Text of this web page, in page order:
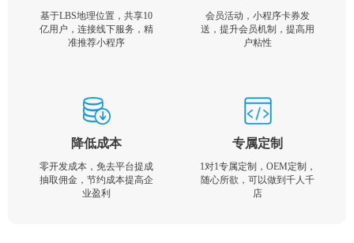
基于LBS地理位置，共享10
亿用户，连接线下服务，精
准推荐小程序
会员活动，小程序卡券发
送，提升会员机制，提高用
户粘性
降低成本
零开发成本，免去平台提成
抽取佣金，节约成本提高企
业盈利
专属定制
1对1专属定制，OEM定制，
随心所欲，可以做到千人千
店